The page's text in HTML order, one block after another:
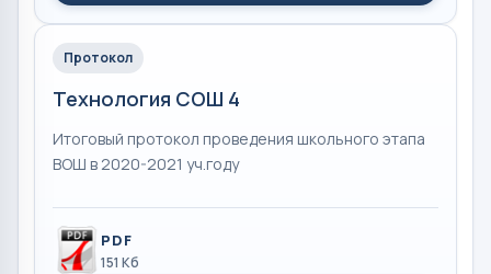
Протокол
Технология СОШ 4
Итоговый протокол проведения школьного этапа
ВОШ в 2020-2021 уч.году
PDF
151 Кб